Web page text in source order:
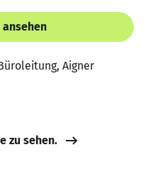
ansehen
Aigner
zu sehen.